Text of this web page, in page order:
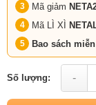
Mã giảm
Mã LÌ XÌ
Bao sách
Số lượng: -